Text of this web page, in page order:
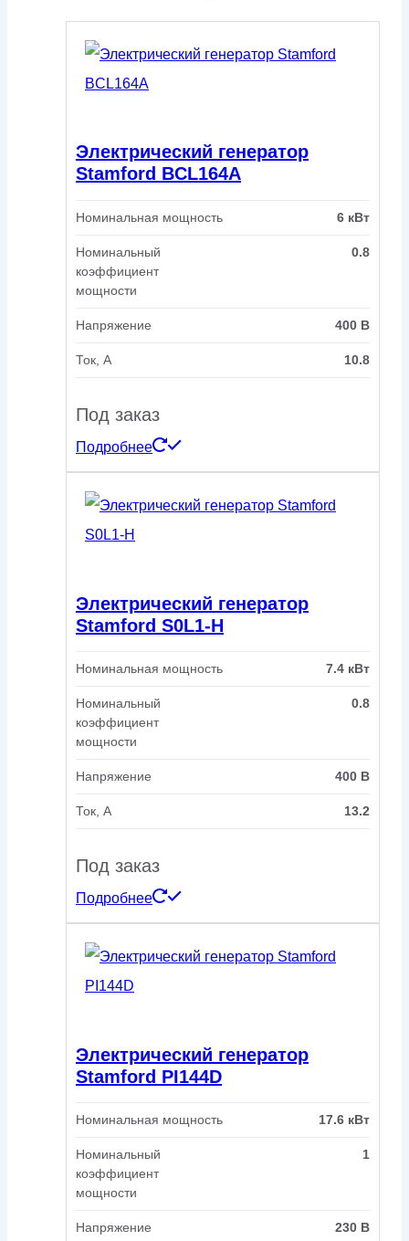
Электрический генератор
Stamford BCL164A
Номинальная мощность 6 кВт
Номинальный
коэффициент
мощности
0.8
Напряжение 400 В
Ток, А 10.8
Под заказ
Подробнее
Электрический генератор
Stamford S0L1-H
Номинальная мощность 7.4 кВт
Номинальный
коэффициент
мощности
0.8
Напряжение 400 В
Ток, А 13.2
Под заказ
Подробнее
Электрический генератор
Stamford PI144D
Номинальная мощность 17.6 кВт
Номинальный
коэффициент
мощности
1
Напряжение 230 В